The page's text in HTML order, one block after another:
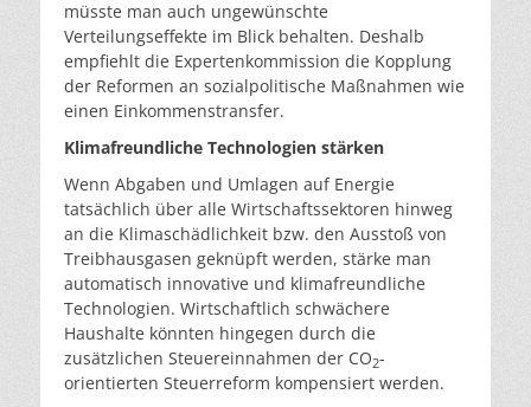
müsste man auch ungewünschte
Verteilungseffekte im Blick behalten. Deshalb
empfiehlt die Expertenkommission die Kopplung
der Reformen an sozialpolitische Maßnahmen wie
einen Einkommenstransfer.
Klimafreundliche Technologien stärken
Wenn Abgaben und Umlagen auf Energie
tatsächlich über alle Wirtschaftssektoren hinweg
an die Klimaschädlichkeit bzw. den Ausstoß von
Treibhausgasen geknüpft werden, stärke man
automatisch innovative und klimafreundliche
Technologien. Wirtschaftlich schwächere
Haushalte könnten hingegen durch die
zusätzlichen Steuereinnahmen der CO2-
orientierten Steuerreform kompensiert werden.